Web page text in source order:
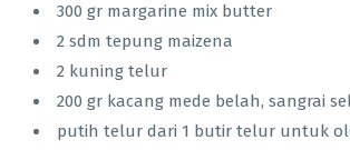
300 gr margarine mix butter
2 sdm tepung maizena
2 kuning telur
200 gr kacang mede belah, sangrai
putih telur dari 1 butir telur untuk